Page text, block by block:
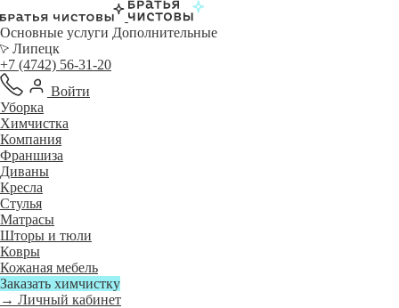
Основные услуги Дополнительные
Липецк
+7 (4742) 56-31-20
Войти
Уборка
Химчистка
Компания
Франшиза
Диваны
Кресла
Стулья
Матрасы
Шторы и тюли
Ковры
Кожаная мебель
Заказать химчистку
→ Личный кабинет